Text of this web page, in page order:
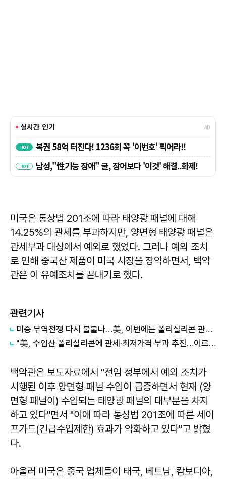
미국은 통상법 201조에 따라 태양광 패널에 대해
14.25%의 관세를 부과하지만, 양면형 태양광 패널은
관세부과 대상에서 예외로 했었다. 그러나 예외 조치
로 인해 중국산 제품이 미국 시장을 장악하면서, 백악
관은 이 유예조치를 끝내기로 했다.
관련기사
미중 무역전쟁 다시 불붙나…美, 이번에는 폴리실리콘 관세 15% 추진
"美, 수입산 폴리실리콘에 관세·최저가격 부과 추진…이르면 6일 발표"
백악관은 보도자료에서 "전임 정부에서 예외 조치가
시행된 이후 양면형 패널 수입이 급증하면서 현재 (양
면형 패널이) 수입되는 태양광 패널의 대부분을 차지
하고 있다"면서 "이에 따라 통상법 201조에 따른 세이
프가드(긴급수입제한) 효과가 약화하고 있다"고 밝혔
다.
아울러 미국은 중국 업체들이 태국, 베트남, 캄보디아,